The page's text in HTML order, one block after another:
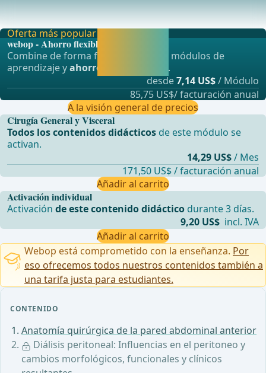
CONTENIDO
Anatomía quirúrgica de la pared abdominal anterior
Diálisis peritoneal: Influencias en el peritoneo y
cambios morfológicos, funcionales y clínicos
Las posibles formas de terapia de reemplazo renal son
las:Diálisis peritoneal (DP)Hemodiálisis (HD)
Activación individual
Activaciónde este contenido didáctico durante 3 días.
9,20 US$ incl. IVA
Añadir al carrito
Oferta más popular
webop - Ahorro flexible
Combine de forma flexible nuestros módulos de
aprendizaje yahorre hasta un 50% .
desde7,14 US$/ Módulo
85,75 US$/ facturación anual
A la visión general de precios
Cirugía General y Visceral
Todos los contenidos didácticos de este módulo se
activan.
14,29 US$/ Mes
171,50 US$ / facturación anual
Añadir al carrito
Webop está comprometido con la enseñanza. Por
eso ofrecemos todos nuestros contenidos también a
una tarifa justa para estudiantes.